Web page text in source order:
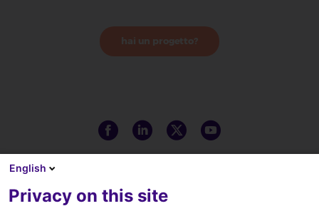
hai un progetto?
English
Privacy on this site